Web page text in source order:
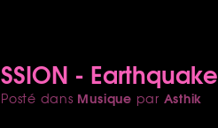
SSION - Earthquake
Posté dans Musique par Asthik